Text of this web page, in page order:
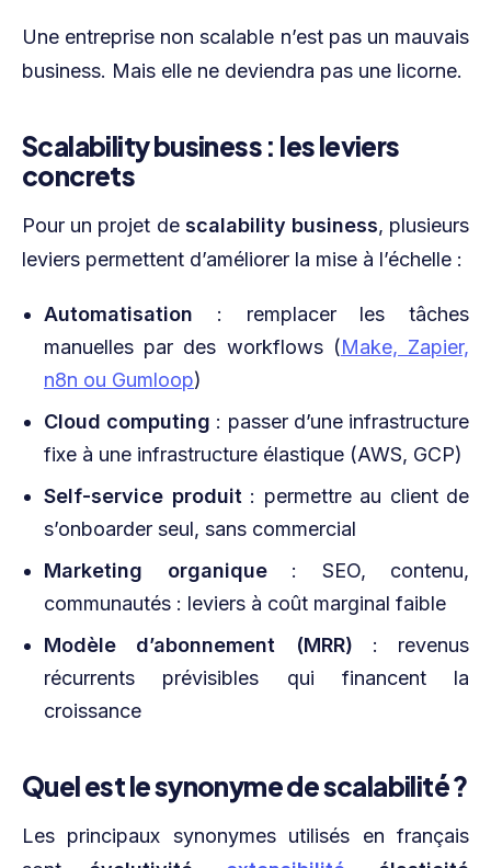
Une entreprise non scalable n’est pas un mauvais
business. Mais elle ne deviendra pas une licorne.
Scalability business : les leviers
concrets
Pour un projet de scalability business, plusieurs
leviers permettent d’améliorer la mise à l’échelle :
Automatisation : remplacer les tâches
manuelles par des workflows (Make, Zapier,
n8n ou Gumloop)
Cloud computing : passer d’une infrastructure
fixe à une infrastructure élastique (AWS, GCP)
Self-service produit: permettre au client de
s’onboarder seul, sans commercial
Marketing organique: SEO, contenu,
communautés : leviers à coût marginal faible
Modèle d’abonnement (MRR) : revenus
récurrents prévisibles qui financent la
croissance
Quel est le synonyme de scalabilité ?
Les principaux synonymes utilisés en français